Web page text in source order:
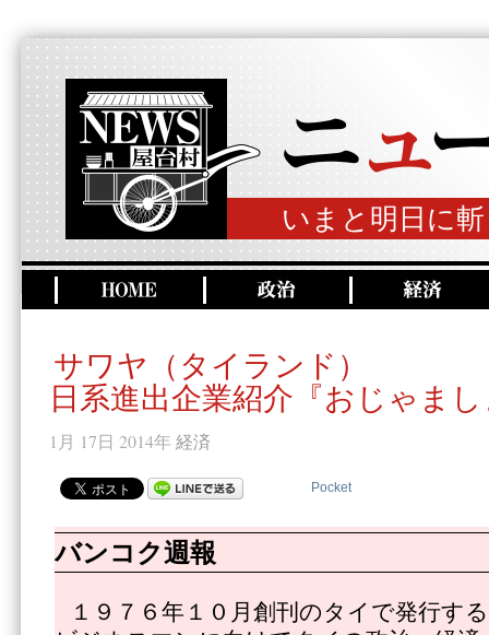
いまと明日に
サワヤ（タイランド）
日系進出企業紹介『おじゃま
1月 17日 2014年 経済
Pocket
バンコク週報
１９７６年１０月創刊のタイで発行す